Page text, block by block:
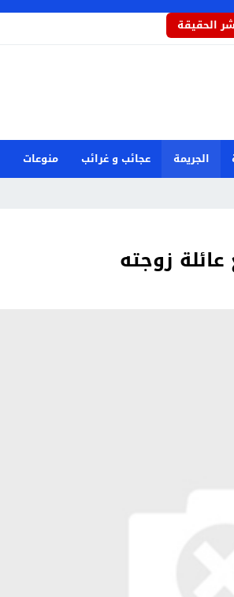
الحقيقة
الجريمة عجائب و غرائب
منوعات
زوجته